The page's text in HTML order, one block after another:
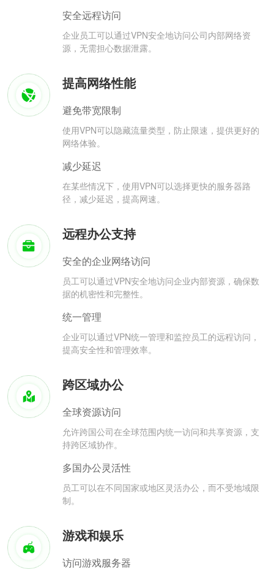
安全远程访问
企业员工可以通过VPN安全地访问公司内部网络资
源，无需担心数据泄露。
提高网络性能
避免带宽限制
使用VPN可以隐藏流量类型，防止限速，提供更好的
网络体验。
减少延迟
在某些情况下，使用VPN可以选择更快的服务器路
径，减少延迟，提高网速。
远程办公支持
安全的企业网络访问
员工可以通过VPN安全地访问企业内部资源，确保数
据的机密性和完整性。
统一管理
企业可以通过VPN统一管理和监控员工的远程访问，
提高安全性和管理效率。
跨区域办公
全球资源访问
允许跨国公司在全球范围内统一访问和共享资源，支
持跨区域协作。
多国办公灵活性
员工可以在不同国家或地区灵活办公，而不受地域限
制。
游戏和娱乐
访问游戏服务器